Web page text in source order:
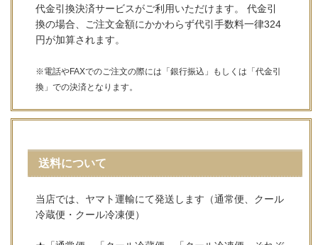
代金引換決済サービスがご利用いただけます。 代金引
換の場合、ご注文金額にかかわらず代引手数料一律324
円が加算されます。
※電話やFAXでのご注文の際には「銀行振込」もしくは「代金引
換」での決済となります。
送料について
当店では、ヤマト運輸にて発送します（通常便、クール
冷蔵便・クール冷凍便）